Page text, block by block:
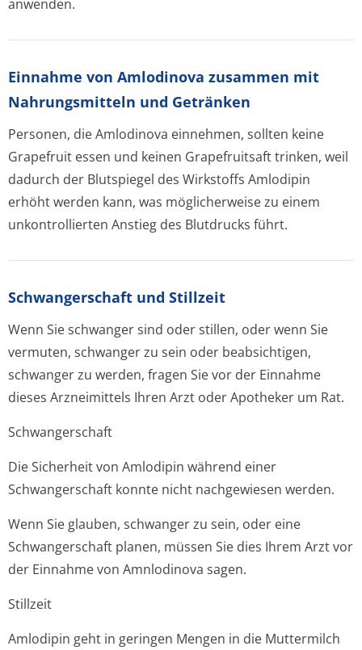
anwenden.
Einnahme von Amlodinova zusammen mit
Nahrungsmitteln und Getränken
Personen, die Amlodinova einnehmen, sollten keine
Grapefruit essen und keinen Grapefruitsaft trinken, weil
dadurch der Blutspiegel des Wirkstoffs Amlodipin
erhöht werden kann, was möglicherweise zu einem
unkontrollierten Anstieg des Blutdrucks führt.
Schwangerschaft und Stillzeit
Wenn Sie schwanger sind oder stillen, oder wenn Sie
vermuten, schwanger zu sein oder beabsichtigen,
schwanger zu werden, fragen Sie vor der Einnahme
dieses Arzneimittels Ihren Arzt oder Apotheker um Rat.
Schwangerschaft
Die Sicherheit von Amlodipin während einer
Schwangerschaft konnte nicht nachgewiesen werden.
Wenn Sie glauben, schwanger zu sein, oder eine
Schwangerschaft planen, müssen Sie dies Ihrem Arzt vor
der Einnahme von Amnlodinova sagen.
Stillzeit
Amlodipin geht in geringen Mengen in die Muttermilch